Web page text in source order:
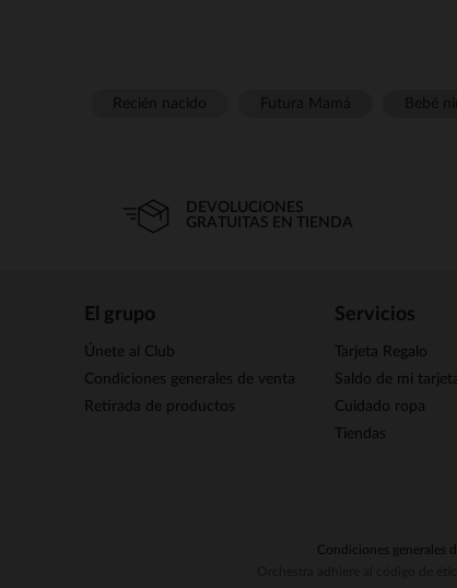
DEVOLUCIONES
GRATUITAS EN TIENDA
El grupo
Únete al Club
Condiciones generales de venta
Retirada de productos
Servicios
Tarjeta Regalo
Saldo de mi
Cuidado ropa
Tiendas
Condiciones generales